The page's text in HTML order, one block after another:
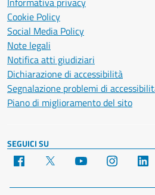
Cookie Policy
Social Media Policy
Note legali
Notifica atti giudiziari
Dichiarazione di accessibilità
Segnalazione problemi di
Piano di miglioramento del sito
SEGUICI SU
Facebook YouTube Instagram